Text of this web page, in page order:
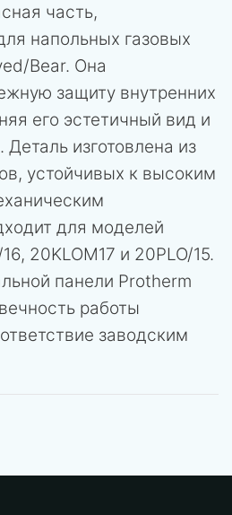
часть,
напольных газовых
Bear. Она
защиту внутренних
его эстетичный вид и
изготовлена из
устойчивых к высоким
для моделей
20KLOM17 и 20PLO/15.
панели Protherm
работы
заводским